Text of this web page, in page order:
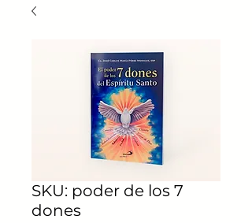
SKU: poder de los 7
dones